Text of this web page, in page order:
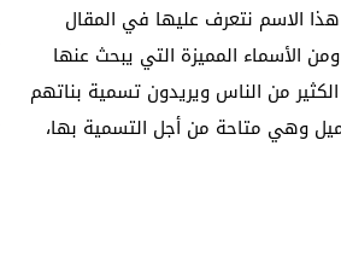
الاسم نتعرف عليها في المقال
الأسماء المميزة التي يبحث عنها
من الناس ويريدون تسمية بناتهم
وهي متاحة من أجل التسمية بها،